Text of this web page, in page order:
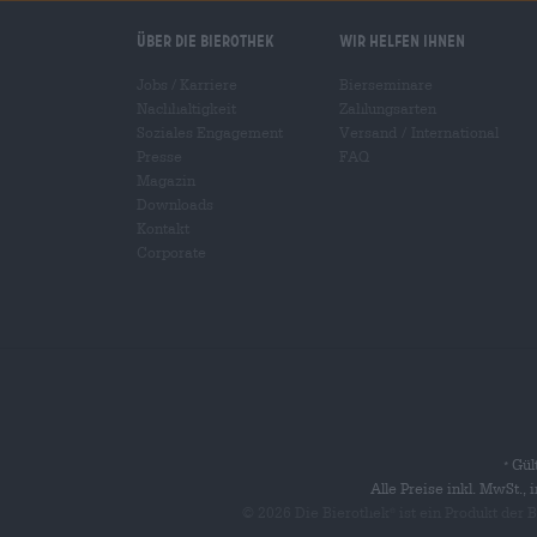
Über die Bierothek Wir helfen Ihnen
*
Alle Preise inkl. MwSt.,